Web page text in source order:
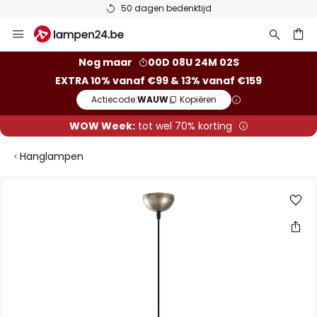
50 dagen bedenktijd
naar
Nog maar
00D 08U 24M 01S
EXTRA 10% vanaf €99 & 13% vanaf €159
Actiecode:WAUW Kopiëren
WOW Week:tot wel 70% korting
Hanglampen